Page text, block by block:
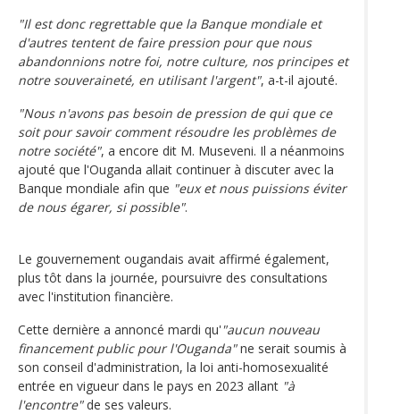
"Il est donc regrettable que la Banque mondiale et
d'autres tentent de faire pression pour que nous
abandonnions notre foi, notre culture, nos principes et
notre souveraineté, en utilisant l'argent", a-t-il ajouté.
"Nous n'avons pas besoin de pression de qui que ce
soit pour savoir comment résoudre les problèmes de
notre société", a encore dit M. Museveni. Il a néanmoins
ajouté que l'Ouganda allait continuer à discuter avec la
Banque mondiale afin que "eux et nous puissions éviter
de nous égarer, si possible".
Le gouvernement ougandais avait affirmé également,
plus tôt dans la journée, poursuivre des consultations
avec l'institution financière.
Cette dernière a annoncé mardi qu' "aucun nouveau
financement public pour l'Ouganda"ne serait soumis à
son conseil d'administration, la loi anti-homosexualité
entrée en vigueur dans le pays en 2023 allant "à
l'encontre"de ses valeurs.